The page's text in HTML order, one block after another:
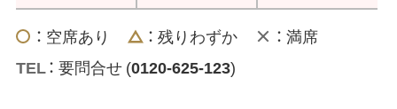
： 空席あり ： 残りわずか
： 満席
： 要問合せ (0120-625-123)